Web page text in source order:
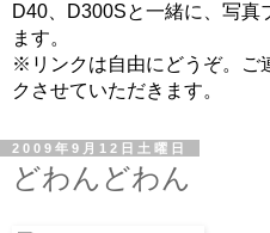
D40、D300Sと一緒に、写真
ます。
※リンクは自由にどうぞ。ご
クさせていただきます。
2009年9月12日土曜日
どわんどわん